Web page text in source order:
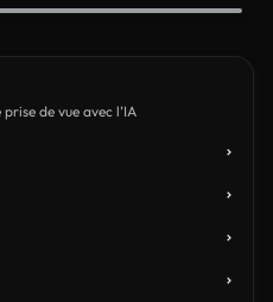
de vue avec l’IA